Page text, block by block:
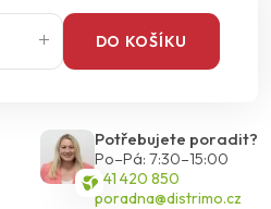
DO KOŠÍKU
Potřebujete poradit?
Po–Pá: 7:30–15:00
541 420 850
poradna@distrimo.cz